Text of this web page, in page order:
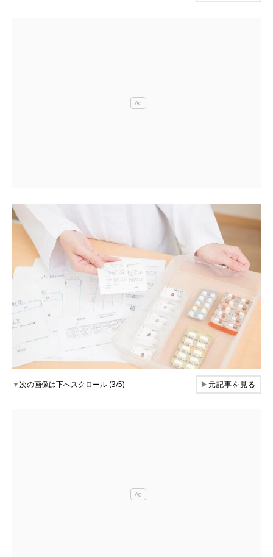
▼次の画像は下へスクロール (3/5) ▶元記事を見る